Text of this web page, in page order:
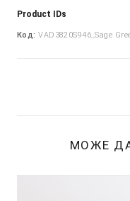
Product IDs
Код: VAD3820S946_Sage
МОЖЕ